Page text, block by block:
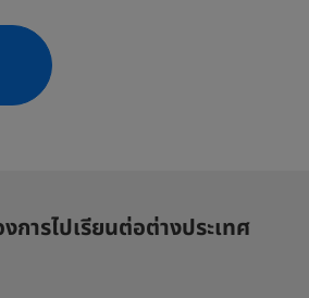
การไปเรียนต่อต่างประเทศ